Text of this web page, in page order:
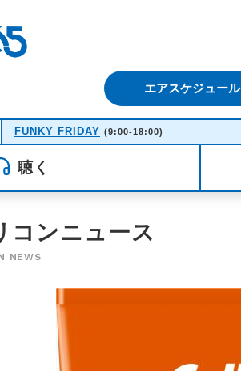
エアスケジュール
FUNKY FRIDAY (9:00-18:00)
聴く
コンニュース
NEWS